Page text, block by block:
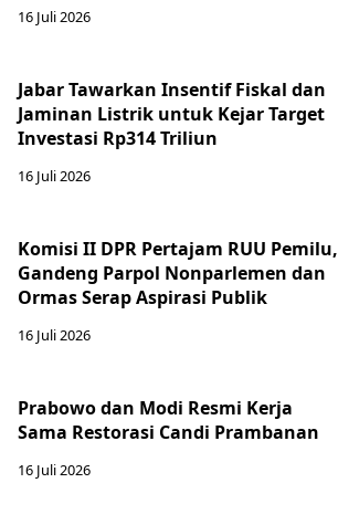
16 Juli 2026
Jabar Tawarkan Insentif Fiskal dan
Jaminan Listrik untuk Kejar Target
Investasi Rp314 Triliun
16 Juli 2026
Komisi II DPR Pertajam RUU Pemilu,
Gandeng Parpol Nonparlemen dan
Ormas Serap Aspirasi Publik
16 Juli 2026
Prabowo dan Modi Resmi Kerja
Sama Restorasi Candi Prambanan
16 Juli 2026